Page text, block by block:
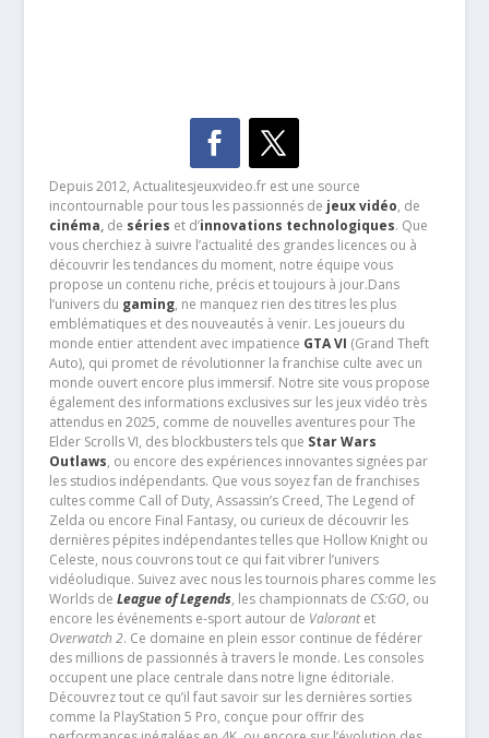
Depuis 2012, Actualitesjeuxvideo.fr est une source
incontournable pour tous les passionnés de jeux vidéo, de
cinéma,de séries et d’innovations technologiques. Que
vous cherchiez à suivre l’actualité des grandes licences ou à
découvrir les tendances du moment, notre équipe vous
propose un contenu riche, précis et toujours à jour.Dans
l’univers du gaming, ne manquez rien des titres les plus
emblématiques et des nouveautés à venir. Les joueurs du
monde entier attendent avec impatience GTA VI (Grand Theft
Auto), qui promet de révolutionner la franchise culte avec un
monde ouvert encore plus immersif. Notre site vous propose
également des informations exclusives sur les jeux vidéo très
attendus en 2025, comme de nouvelles aventures pour The
Elder Scrolls VI, des blockbusters tels que Star Wars
Outlaws, ou encore des expériences innovantes signées par
les studios indépendants. Que vous soyez fan de franchises
cultes comme Call of Duty, Assassin’s Creed, The Legend of
Zelda ou encore Final Fantasy, ou curieux de découvrir les
dernières pépites indépendantes telles que Hollow Knight ou
Celeste, nous couvrons tout ce qui fait vibrer l’univers
vidéoludique. Suivez avec nous les tournois phares comme les
Worlds de League of Legends, les championnats de CS:GO, ou
encore les événements e-sport autour de Valorantet
Overwatch 2. Ce domaine en plein essor continue de fédérer
des millions de passionnés à travers le monde. Les consoles
occupent une place centrale dans notre ligne éditoriale.
Découvrez tout ce qu’il faut savoir sur les dernières sorties
comme la PlayStation 5 Pro, conçue pour offrir des